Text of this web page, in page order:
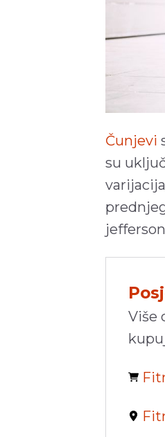
Čunjevi
su
Više